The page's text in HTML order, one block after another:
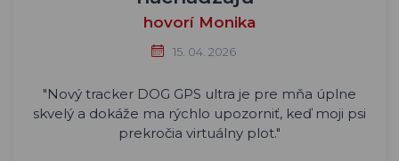
hovorí Monika
15. 04. 2026
"Nový tracker DOG GPS ultra je pre mňa úplne
skvelý a dokáže ma rýchlo upozorniť, keď moji psi
prekročia virtuálny plot."